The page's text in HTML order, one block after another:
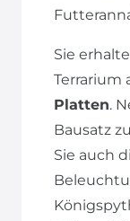
Sie
Terrarium
Platten.
Bausatz
Sie auch